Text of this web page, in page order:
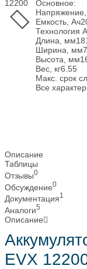
Основное:
Емкость, Ач
Технология
Длина, мм
Ширина, мм
Высота, мм
Вес, кг6.55
Макс. срок
Все
Описание
Таблицы
Отзывы0
Обсуждение0
Документация1
Аналоги5
Описание
EVX